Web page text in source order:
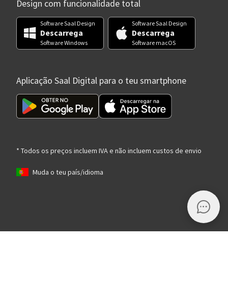
Design com funcionalidade total
Software Saal Design
Descarrega
Software Windows
Software Saal Design
Descarrega
Software macOS
Aplicação Saal Digital para o teu smartphone
* Todos os preços incluem IVA e não incluem custos de envio
Muda o teu país/idioma